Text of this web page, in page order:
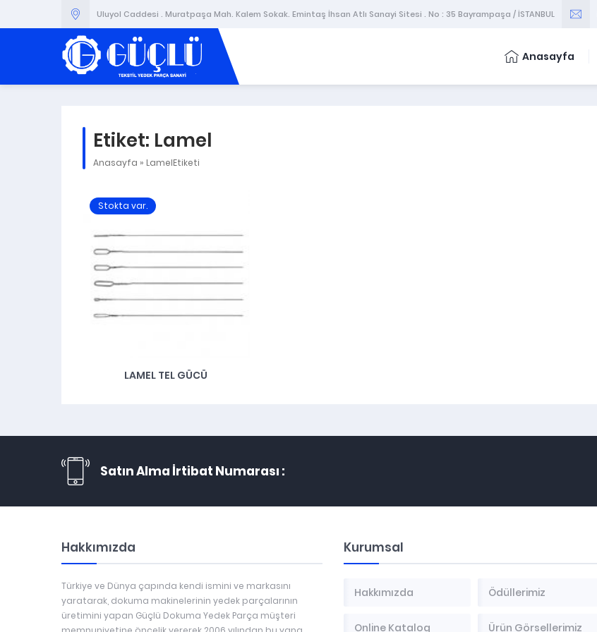
Uluyol Caddesi . Muratpaşa Mah. Kalem Sokak. Emintaş İhsan Atlı Sanayi Sitesi . No : 35 Bayrampaşa / İSTANBUL
Anasayfa
Etiket: Lamel
Anasayfa » LamelEtiketi
Stokta var.
LAMEL TEL GÜCÜ
Satın Alma İrtibat Numarası :
Hakkımızda
Türkiye ve Dünya çapında kendi ismini ve markasını
yaratarak, dokuma makinelerinin yedek parçalarının
üretimini yapan Güçlü Dokuma Yedek Parça müşteri
Kurumsal
Hakkımızda Ödüllerimiz
Online Katalog Ürün Görsellerimiz